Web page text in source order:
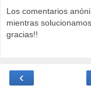
Los comentarios
mientras
gracias!!
‹